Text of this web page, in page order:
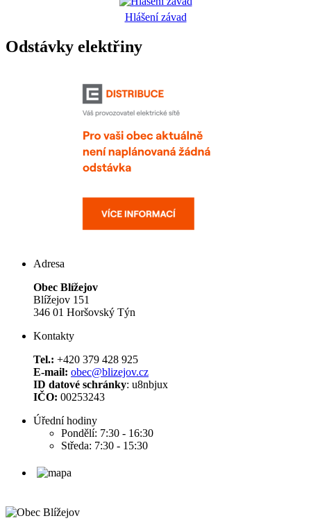
Hlášení závad
Odstávky elektřiny
Adresa
Obec Blížejov
Blížejov 151
346 01 Horšovský Týn
Kontakty
Tel.: +420 379 428 925
E-mail: obec@blizejov.cz
ID datové schránky: u8nbjux
IČO: 00253243
Úřední hodiny
Pondělí: 7:30 - 16:30
Středa: 7:30 - 15:30